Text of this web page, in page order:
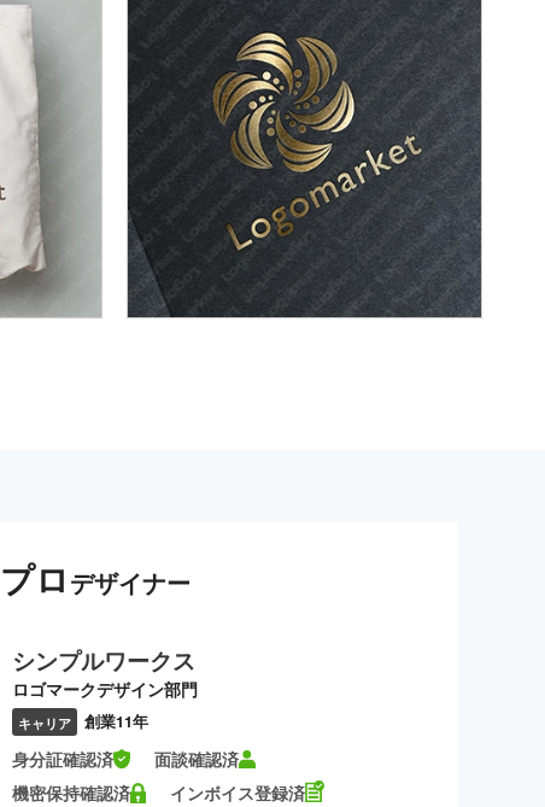
プロ デザイナー
シンプルワークス
ロゴマークデザイン部門
キャリア 創業11年
身分証確認済
面談確認済
機密保持確認済
インボイス登録済